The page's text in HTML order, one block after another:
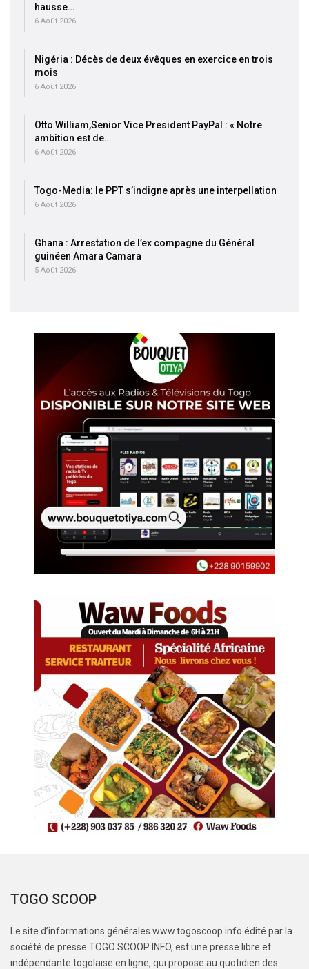
hausse…
6 Août 2026
Nigéria : Décès de deux évêques en exercice en trois
mois
6 Août 2026
Otto William,Senior Vice President PayPal : « Notre
ambition est de…
6 Août 2026
Togo-Media: le PPT s’indigne après une interpellation
6 Août 2026
Ghana : Arrestation de l’ex compagne du Général
guinéen Amara Camara
5 Août 2026
TOGO SCOOP
Le site d’informations générales www.togoscoop.info édité par la
société de presse TOGO SCOOP INFO, est une presse libre et
indépendante togolaise en ligne, qui propose au quotidien des